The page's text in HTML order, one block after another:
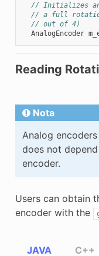
// Initializes an
// a full
// out of 4)
AnalogEncoder
Reading
Nota
Analog
does not
encoder.
Users can obtain
encoder with the
JAVA C++